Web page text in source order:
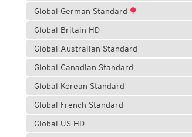
Global German Standard
Global Britain HD
Global Australian Standard
Global Canadian Standard
Global Korean Standard
Global French Standard
Global US HD